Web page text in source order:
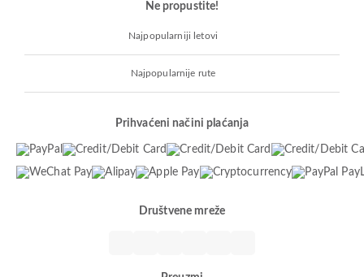
Ne propustite!
Najpopularniji letovi
Najpopularnije rute
Prihvaćeni načini plaćanja
Društvene mreže